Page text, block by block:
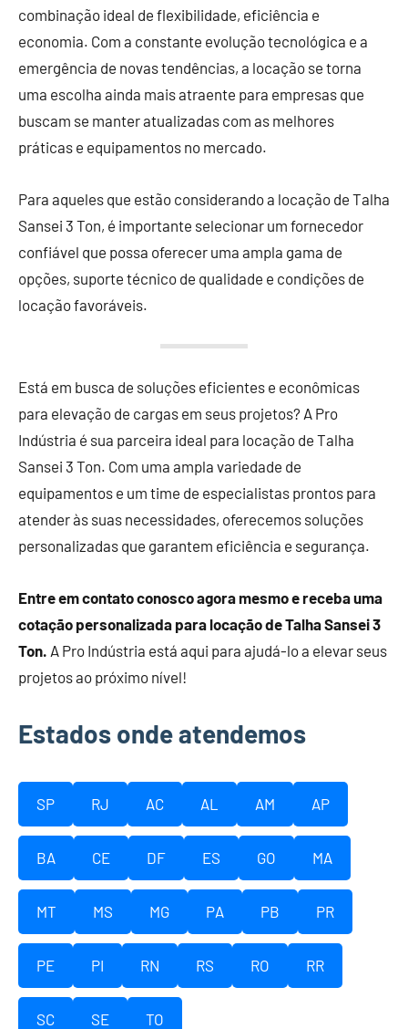
combinação ideal de flexibilidade, eficiência e
economia. Com a constante evolução tecnológica e a
emergência de novas tendências, a locação se torna
uma escolha ainda mais atraente para empresas que
buscam se manter atualizadas com as melhores
práticas e equipamentos no mercado.
Para aqueles que estão considerando a locação de Talha
Sansei 3 Ton, é importante selecionar um fornecedor
confiável que possa oferecer uma ampla gama de
opções, suporte técnico de qualidade e condições de
locação favoráveis.
Está em busca de soluções eficientes e econômicas
para elevação de cargas em seus projetos? A Pro
Indústria é sua parceira ideal para locação de Talha
Sansei 3 Ton. Com uma ampla variedade de
equipamentos e um time de especialistas prontos para
atender às suas necessidades, oferecemos soluções
personalizadas que garantem eficiência e segurança.
Entre em contato conosco agora mesmo e receba uma
cotação personalizada para locação de Talha Sansei 3
Ton. A Pro Indústria está aqui para ajudá-lo a elevar seus
projetos ao próximo nível!
Estados onde atendemos
SP RJ AC AL AM AP
BA CE DF ES GO MA
MT MS MG PA PB PR
PE PI RN RS RO RR
SC SE TO